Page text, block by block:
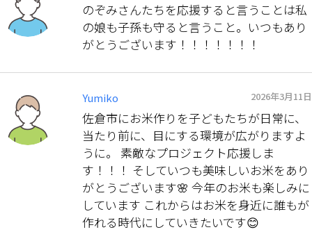
のぞみさんたちを応援すると言うことは私
の娘も子孫も守ると言うこと。いつもあり
がとうございます！！！！！！！
Yumiko 2026年3月11日
佐倉市にお米作りを子どもたちが日常に、
当たり前に、目にする環境が広がりますよ
うに。 素敵なプロジェクト応援しま
す！！！ そしていつも美味しいお米をあり
がとうございます🌸 今年のお米も楽しみに
しています これからはお米を身近に誰もが
作れる時代にしていきたいです😊